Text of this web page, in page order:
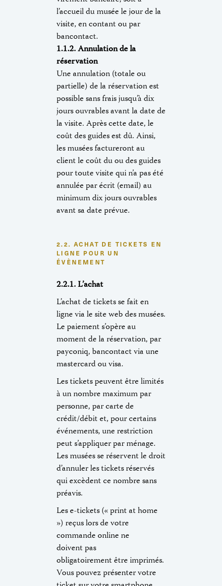
l’accueil du musée le jour de la
visite, en contant ou par
bancontact.
1.1.2. Annulation de la
réservation
Une annulation (totale ou
partielle) de la réservation est
possible sans frais jusqu’à dix
jours ouvrables avant la date de
la visite. Après cette date, le
coût des guides est dû. Ainsi,
les musées factureront au
client le coût du ou des guides
pour toute visite qui n’a pas été
annulée par écrit (email) au
minimum dix jours ouvrables
avant sa date prévue.
2.2. ACHAT DE TICKETS EN
LIGNE POUR UN
ÉVÈNEMENT
2.2.1. L’achat
L’achat de tickets se fait en
ligne via le site web des musées.
Le paiement s’opère au
moment de la réservation, par
payconiq, bancontact via une
mastercard ou visa.
Les tickets peuvent être limités
à un nombre maximum par
personne, par carte de
crédit/débit et, pour certains
événements, une restriction
peut s’appliquer par ménage.
Les musées se réservent le droit
d’annuler les tickets réservés
qui excèdent ce nombre sans
préavis.
Les e-tickets (« print at home
») reçus lors de votre
commande online ne
doivent pas
obligatoirement être imprimés.
Vous pouvez présenter votre